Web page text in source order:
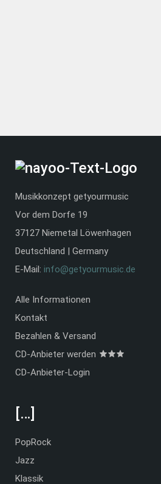
Musikkonzept getyourmusic
Vor dem Dorfe 19
37127 Niemetal Löwenhagen
Deutschland | Germany
E-Mail: info@getyourmusic.de
Alle Informationen
Kontakt
Bezahlen & Versand
CD-Anbieter werden
CD-Anbieter-Login
[…]
PopRock
Jazz
Klassik